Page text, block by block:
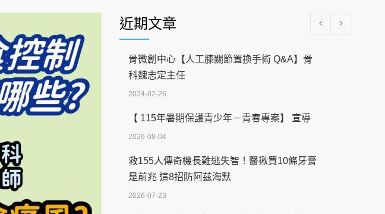
近期文章
骨微創中心【人工膝關節置換手術 Q&A】骨
科魏志定主任
2024-02-26
【 115年暑期保護青少年－青春專案】 宣導
2026-08-04
救155人傳奇機長難逃失智！醫揪買10條牙膏
是前兆 這8招防阿茲海默
2026-07-23